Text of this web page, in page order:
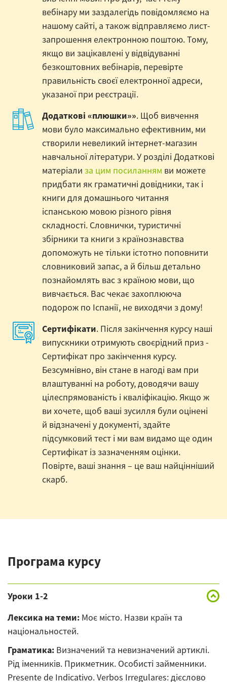
вебінару ми заздалегідь повідомляємо на
нашому сайті, а також відправляємо лист-
запрошення електронною поштою. Тому,
якщо ви зацікавлені у відвідуванні
безкоштовних вебінарів, перевірте
правильність своєї електронної адреси,
указаної при реєстрації.
Додаткові «плюшки»». Щоб вивчення
мови було максимально ефективним, ми
створили невеликий інтернет-магазин
навчальної літератури. У розділі Додаткові
матеріали за цим посиланням ви можете
придбати як граматичні довідники, так і
книги для домашнього читання
іспанською мовою різного рівня
складності. Словнички, туристичні
збірники та книги з країнознавства
допоможуть не тільки істотно поповнити
словниковий запас, а й більш детально
познайомлять вас з країною мови, що
вивчається. Вас чекає захоплююча
подорож по Іспанії, не виходячи з дому!
Сертифікати. Після закінчення курсу наші
випускники отримують своєрідний приз -
Сертифікат про закінчення курсу.
Безсумнівно, він стане в нагоді вам при
влаштуванні на роботу, доводячи вашу
цілеспрямованість і кваліфікацію. Якщо ж
ви хочете, щоб ваші зусилля були оцінені
й відзначені у документі, здайте
підсумковий тест і ми вам видамо ще один
Сертифікат із зазначенням оцінки.
Повірте, ваші знання – це ваш найцінніший
скарб.
Програма курсу
Уроки 1-2
Лексика на теми: Моє місто. Назви країн та
національностей.
Граматика: Визначений та невизначений артиклі.
Рід іменників. Прикметник. Особисті займенники.
Presente de Indicativo. Verbos Irregulares: дієслово